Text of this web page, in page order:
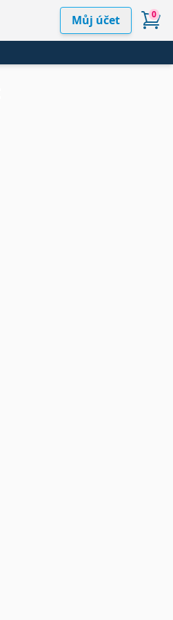
Můj účet 0